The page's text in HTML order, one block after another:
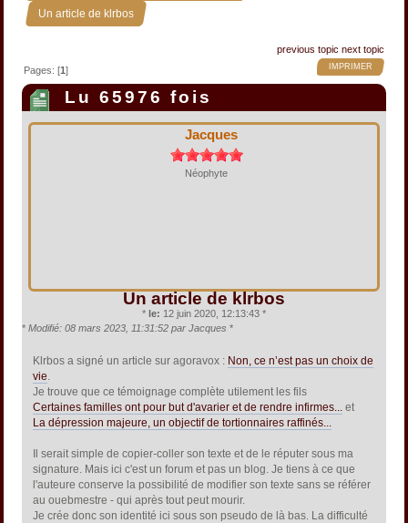
Un article de klrbos
previous topic next topic
IMPRIMER
Pages: [1]
Lu 65976 fois
Jacques
Néophyte
Un article de klrbos
* le: 12 juin 2020, 12:13:43 *
* Modifié: 08 mars 2023, 11:31:52 par Jacques *
Klrbos a signé un article sur agoravox : Non, ce n’est pas un choix de
vie.
Je trouve que ce témoignage complète utilement les fils
Certaines familles ont pour but d'avarier et de rendre infirmes... et
La dépression majeure, un objectif de tortionnaires raffinés...
Il serait simple de copier-coller son texte et de le réputer sous ma
signature. Mais ici c'est un forum et pas un blog. Je tiens à ce que
l'auteure conserve la possibilité de modifier son texte sans se référer
au ouebmestre - qui après tout peut mourir.
Je crée donc son identité ici sous son pseudo de là bas. La difficulté